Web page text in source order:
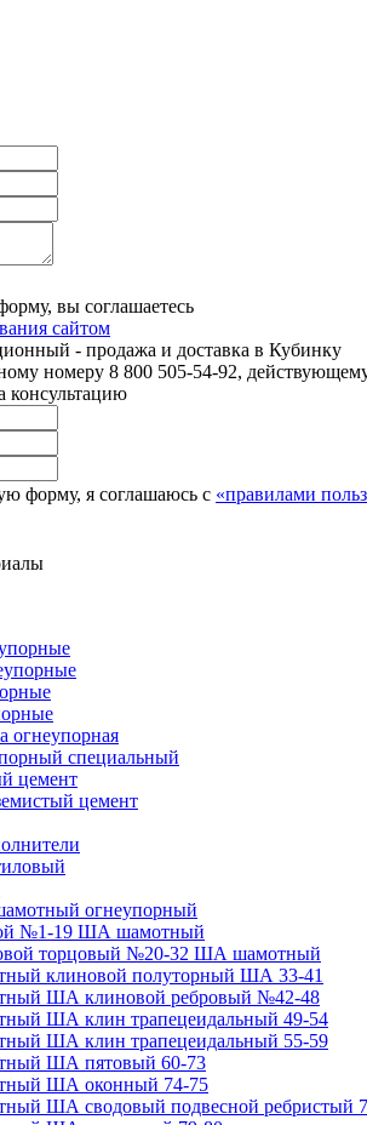
вы соглашаетесь
сайтом
- продажа и доставка в Кубинку
номеру 8 800 505-54-92,
консультацию
форму, я соглашаюсь с «правилами
огнеупорная
специальный
цемент
цемент
огнеупорный
№1-19 ША шамотный
торцовый №20-32 ША шамотный
клиновой полуторный ША 33-41
ША клиновой ребровый №42-48
ША клин трапецеидальный 49-54
ША клин трапецеидальный 55-59
ША пятовый 60-73
ША оконный 74-75
ША сводовый подвесной ребристый